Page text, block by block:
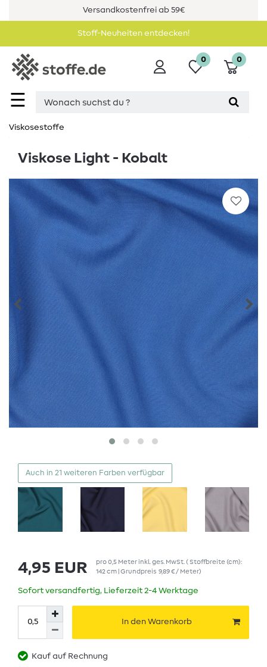
Versandkostenfrei ab 59€
Stoff-Neuheiten entdecken!
☰
0 0
Viskosestoffe
Viskose Light - Kobalt
Auch in 21 weiteren Farben verfügbar
4,95 EUR pro0,5 Meterinkl. ges. MwSt. ( Stoffbreite (cm):
142 cm | Grundpreis 9,89 € / Meter)
Sofort versandfertig, Lieferzeit 2-4 Werktage
In den Warenkorb
Kauf auf Rechnung